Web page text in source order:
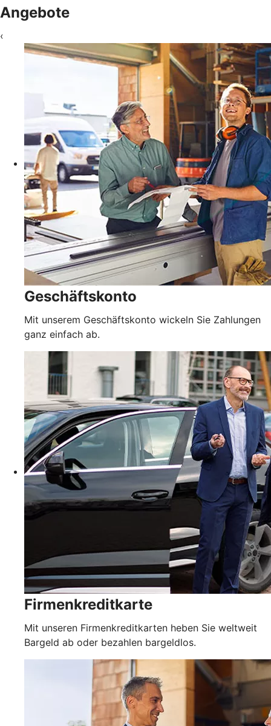
Angebote
‹
Geschäftskonto
Mit unserem Geschäftskonto wickeln Sie Zahlungen
ganz einfach ab.
Firmenkreditkarte
Mit unseren Firmenkreditkarten heben Sie weltweit
Bargeld ab oder bezahlen bargeldlos.